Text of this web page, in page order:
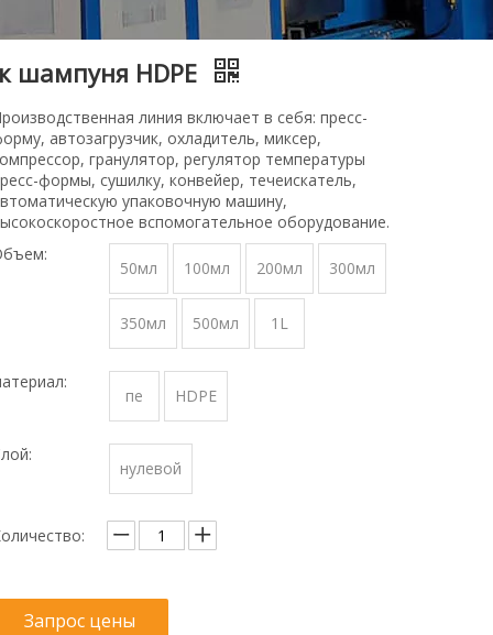
шампуня HDPE
линия включает в себя: пресс-
автозагрузчик, охладитель, миксер,
гранулятор, регулятор температуры
формы, сушилку, конвейер, течеискатель,
упаковочную машину,
вспомогательное оборудование.
50мл 100мл 200мл 300мл
350мл 500мл 1L
пе HDPE
нулевой
Запрос цены